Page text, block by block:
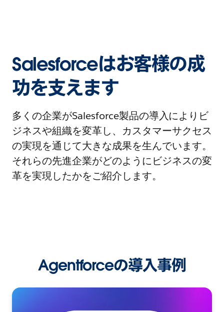
Salesforceはお客様の成
功を支えます
多くの企業がSalesforce製品の導入によりビ
ジネスや組織を変革し、カスタマーサクセス
の実現を通じて大きな成果を生んでいます。
それらの先進企業がどのようにビジネスの変
革を実現したかをご紹介します。
Agentforceの導入事例